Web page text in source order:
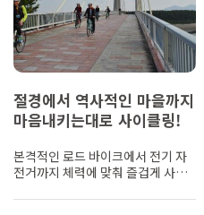
절경에서 역사적인 마을까지
마음내키는대로 사이클링!
본격적인 로드 바이크에서 전기 자
전거까지 체력에 맞춰 즐겁게 사이